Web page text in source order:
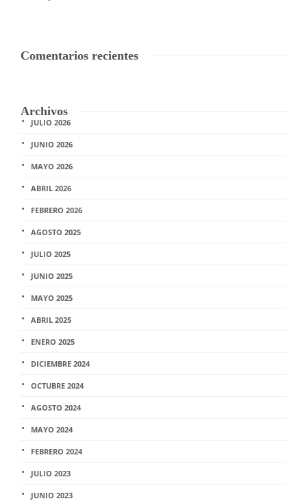
Comentarios recientes
Archivos
JULIO 2026
JUNIO 2026
MAYO 2026
ABRIL 2026
FEBRERO 2026
AGOSTO 2025
JULIO 2025
JUNIO 2025
MAYO 2025
ABRIL 2025
ENERO 2025
DICIEMBRE 2024
OCTUBRE 2024
AGOSTO 2024
MAYO 2024
FEBRERO 2024
JULIO 2023
JUNIO 2023